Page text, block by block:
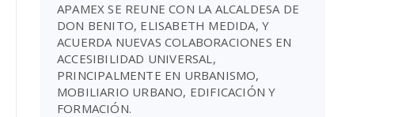
APAMEX SE REUNE CON LA ALCALDESA DE
DON BENITO, ELISABETH MEDIDA, Y
ACUERDA NUEVAS COLABORACIONES EN
ACCESIBILIDAD UNIVERSAL,
PRINCIPALMENTE EN URBANISMO,
MOBILIARIO URBANO, EDIFICACIÓN Y
FORMACIÓN.